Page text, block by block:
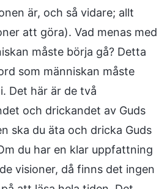
är, och så vidare; allt
att göra). Vad menas med
måste börja gå? Detta
som människan måste
Det här är de två
och drickandet av Guds
ska du äta och dricka Guds
du har en klar uppfattning
visioner, då finns det ingen